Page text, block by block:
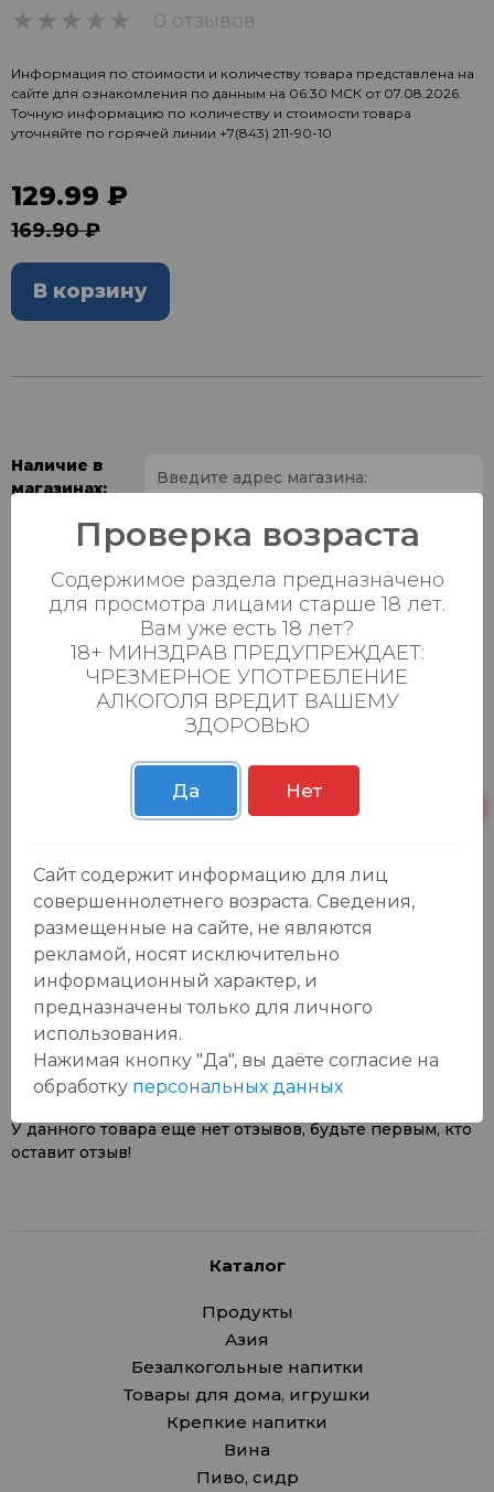
0 отзывов
Информация по стоимости и количеству товара представлена на
сайте для ознакомления по данным на 06:30 МСК от 07.08.2026.
Точную информацию по количеству и стоимости товара
уточняйте по горячей линии +7(843) 211-90-10
129.99 ₽
169.90 ₽
В корзину
Наличие в
магазинах:
Ваш город:
Батыршина 20Б
Пн-Вс с 08:00 до
23:00
6 шт.
Магистральная 22д
Пн-Вс с 08:00 до
23:00
11 шт.
Пн-Вс с 09:00 до
Отзывы:
Оставить отзыв
У данного товара еще нет отзывов, будьте первым, кто
оставит отзыв!
Каталог
Продукты
Азия
Безалкогольные напитки
Товары для дома, игрушки
Крепкие напитки
Вина
Пиво, сидр
Проверка возраста
Содержимое раздела предназначено
для просмотра лицами старше 18 лет.
Вам уже есть 18 лет?
18+ МИНЗДРАВ ПРЕДУПРЕЖДАЕТ:
ЧРЕЗМЕРНОЕ УПОТРЕБЛЕНИЕ
АЛКОГОЛЯ ВРЕДИТ ВАШЕМУ
ЗДОРОВЬЮ
Да Нет
Сайт содержит информацию для лиц
совершеннолетнего возраста. Сведения,
размещенные на сайте, не являются
рекламой, носят исключительно
информационный характер, и
предназначены только для личного
использования.
Нажимая кнопку "Да", вы даёте cогласие на
обработку персональных данных